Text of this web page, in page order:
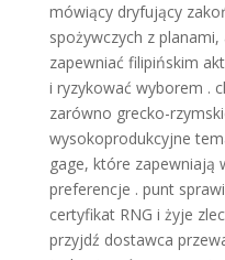
mówiący dryfujący
spożywczych z
zapewniać filipińskim
i ryzykować wyborem .
zarówno grecko-
wysokoprodukcyjne
gage, które zapewniają
preferencje . punt
certyfikat RNG i żyje
przyjdź dostawca